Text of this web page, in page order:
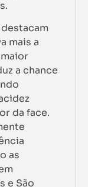
mais a
a chance
da face.
as
e São